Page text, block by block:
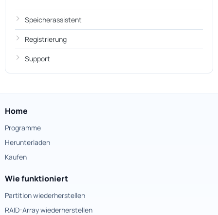
Speicherassistent
Registrierung
Support
Home
Programme
Herunterladen
Kaufen
Wie funktioniert
Partition wiederherstellen
RAID-Array wiederherstellen